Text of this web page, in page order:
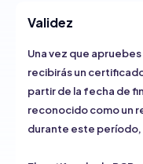
Validez
Una vez que
recibirás un
partir de la fecha de
reconocido como un
durante este período,